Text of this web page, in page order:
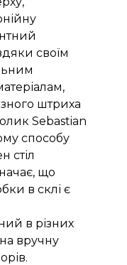
своїм
штриха
Sebastian
способу
стіл
що
в склі є
в різних
вручну